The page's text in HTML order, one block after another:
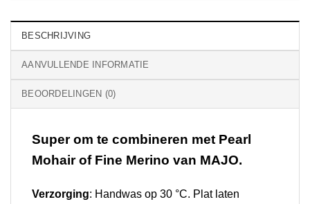
BESCHRIJVING
AANVULLENDE INFORMATIE
BEOORDELINGEN (0)
Super om te combineren met Pearl
Mohair of Fine Merino van MAJO.
Verzorging: Handwas op 30 °C. Plat laten